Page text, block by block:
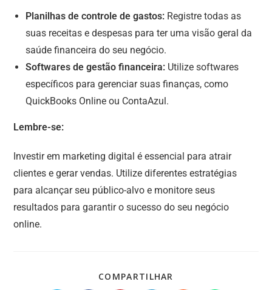
Planilhas de controle de gastos: Registre todas as
suas receitas e despesas para ter uma visão geral da
saúde financeira do seu negócio.
Softwares de gestão financeira: Utilize softwares
específicos para gerenciar suas finanças, como
QuickBooks Online ou ContaAzul.
Lembre-se:
Investir em marketing digital é essencial para atrair
clientes e gerar vendas. Utilize diferentes estratégias
para alcançar seu público-alvo e monitore seus
resultados para garantir o sucesso do seu negócio
online.
COMPARTILHAR